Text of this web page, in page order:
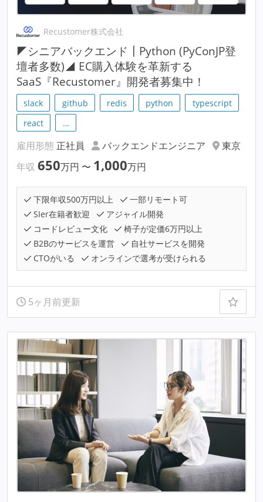
Recustomer株式会社
◤シニアバックエンド┃Python (PyConJP登
壇者多数)◢ EC購入体験を革新する
SaaS『Recustomer』開発者募集中！
slack github redis python
typescript
react
…
雇用形態 正社員 バックエンドエンジニア
東京
年収 650万円 〜 1,000万円
下限年収500万円以上
一部リモート可
SIer在籍者歓迎
アジャイル開発
コードレビュー文化
椅子が定価6万円以上
B2Bのサービスを運営
自社サービスを開発
CTOがいる
オンラインで選考が受けられる
5ヶ月前更新